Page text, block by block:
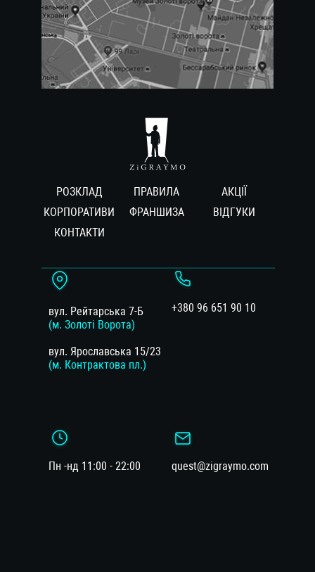
РОЗКЛАД ПРАВИЛА
АКЦІЇ
КОРПОРАТИВИ
ФРАНШИЗА
ВIДГУКИ
КОНТАКТИ
вул. Рейтарська 7-Б
(м. Золоті Ворота)
вул. Ярославська 15/23
(м. Контрактова пл.)
+380 96 651 90 10
Пн -нд 11:00 - 22:00 quest@zigraymo.com